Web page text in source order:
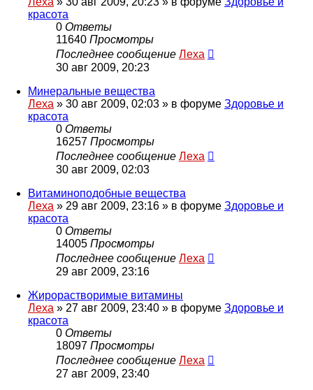
красота
0 Ответы
11640 Просмотры
Последнее сообщение Леха
30 авг 2009, 20:23
Минеральные вещества
Леха » 30 авг 2009, 02:03 » в форуме Здоровье и
красота
0 Ответы
16257 Просмотры
Последнее сообщение Леха
30 авг 2009, 02:03
Витаминоподобные вещества
Леха » 29 авг 2009, 23:16 » в форуме Здоровье и
красота
0 Ответы
14005 Просмотры
Последнее сообщение Леха
29 авг 2009, 23:16
Жирорастворимые витамины
Леха » 27 авг 2009, 23:40 » в форуме Здоровье и
красота
0 Ответы
18097 Просмотры
Последнее сообщение Леха
27 авг 2009, 23:40